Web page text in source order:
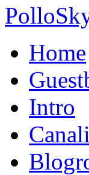
Home
Intro
Canali